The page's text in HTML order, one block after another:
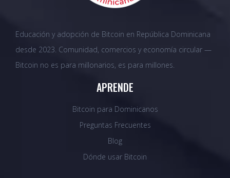
Educación y adopción de Bitcoin en República Dominicana
desde 2023. Comunidad, comercios y economía circular —
Bitcoin no es para millonarios, es para millones.
APRENDE
Bitcoin para Dominicanos
Preguntas Frecuentes
Blog
Dónde usar Bitcoin